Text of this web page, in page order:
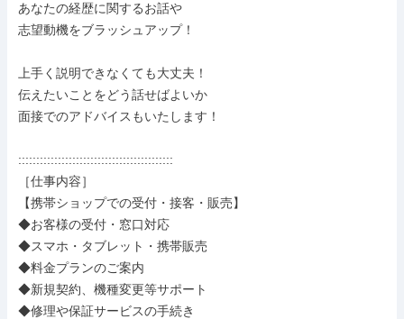
あなたの経歴に関するお話や
志望動機をブラッシュアップ！
上手く説明できなくても大丈夫！
伝えたいことをどう話せばよいか
面接でのアドバイスもいたします！
:::::::::::::::::::::::::::::::::::::::::::
［仕事内容］
【携帯ショップでの受付・接客・販売】
◆お客様の受付・窓口対応
◆スマホ・タブレット・携帯販売
◆料金プランのご案内
◆新規契約、機種変更等サポート
◆修理や保証サービスの手続き